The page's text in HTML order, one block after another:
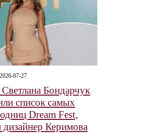
07-27
Бондарчук
список самых
Dream Fest,
дизайнер Керимова